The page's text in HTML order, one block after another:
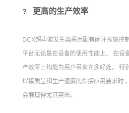
? 更高的生产效率
DCX超声波发生器采用配有闭环振幅控
平台无论是在设备的使用性能上、 在设
产效率上均能为用户带来许多好处。 特
焊接质呈和生产速度的焊接应用要求时
会展现得尤其突出。